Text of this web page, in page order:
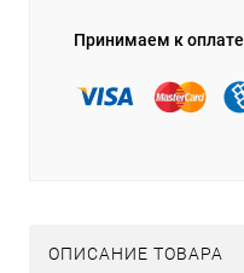
Принимаем к оплате
ОПИСАНИЕ ТОВАРА